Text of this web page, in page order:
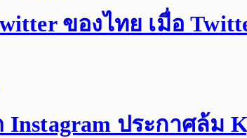
ของไทย เมื่อ
Instagram ประกาศล้ม